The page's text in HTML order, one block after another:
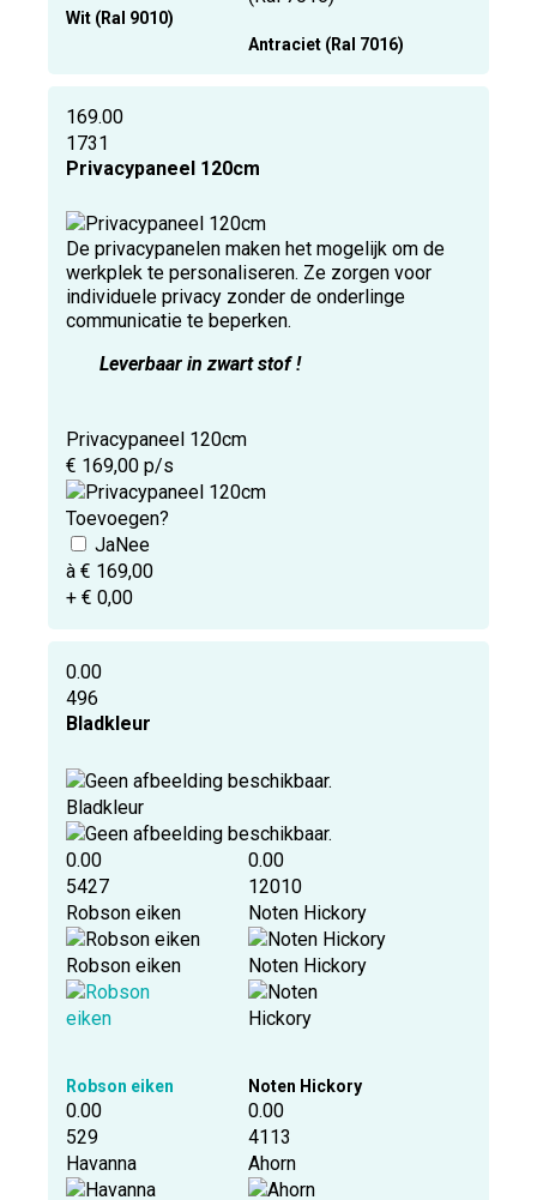
Wit (Ral 9010)
Antraciet (Ral 7016)
169.00
1731
Privacypaneel 120cm
De privacypanelen maken het mogelijk om de
werkplek te personaliseren. Ze zorgen voor
individuele privacy zonder de onderlinge
communicatie te beperken.
Leverbaar in zwart stof !
Privacypaneel 120cm
€ 169,00 p/s
Toevoegen?
à € 169,00
+ € 0,00
0.00
496
Bladkleur
Bladkleur
0.00
5427
Robson eiken
Robson eiken
Robson eiken
0.00
12010
Noten Hickory
Noten Hickory
Noten Hickory
0.00
529
Havanna
0.00
4113
Ahorn